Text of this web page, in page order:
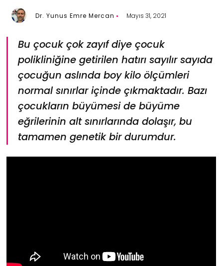
Dr. Yunus Emre Mercan Mayıs 31, 2021
Bu çocuk çok zayıf diye çocuk
polikliniğine getirilen hatırı sayılır sayıda
çocuğun aslında boy kilo ölçümleri
normal sınırlar içinde çıkmaktadır. Bazı
çocukların büyümesi de büyüme
eğrilerinin alt sınırlarında dolaşır, bu
tamamen genetik bir durumdur.